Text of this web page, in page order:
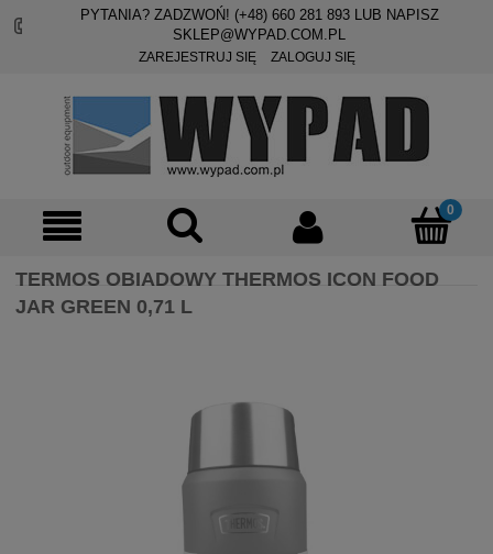
PYTANIA? ZADZWOŃ! (+48) 660 281 893LUB NAPISZ
SKLEP@WYPAD.COM.PL
ZAREJESTRUJ SIĘ ZALOGUJ SIĘ
TERMOS OBIADOWY THERMOS ICON FOOD
JAR GREEN 0,71 L